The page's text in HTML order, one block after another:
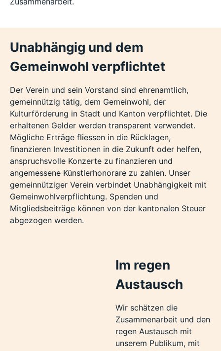
Unabhängig und dem
Gemeinwohl verpflichtet
Der Verein und sein Vorstand sind ehrenamtlich,
gemeinnützig tätig, dem Gemeinwohl, der
Kulturförderung in Stadt und Kanton verpflichtet. Die
erhaltenen Gelder werden transparent verwendet.
Mögliche Erträge fliessen in die Rücklagen,
finanzieren Investitionen in die Zukunft oder helfen,
anspruchsvolle Konzerte zu finanzieren und
angemessene Künstlerhonorare zu zahlen. Unser
gemeinnütziger Verein verbindet Unabhängigkeit mit
Gemeinwohlverpflichtung. Spenden und
Mitgliedsbeiträge können von der kantonalen Steuer
abgezogen werden.
Im regen
Austausch
Wir schätzen die
Zusammenarbeit und den
regen Austausch mit
unserem Publikum, mit